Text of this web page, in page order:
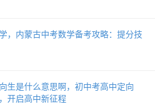
，内蒙古中考数学备考攻略：提分技
生是什么意思啊，初中考高中定向
开启高中新征程